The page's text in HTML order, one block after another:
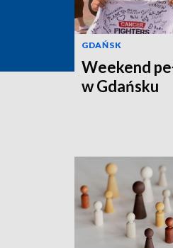
GDAŃSK
Weekend
w Gdańsku